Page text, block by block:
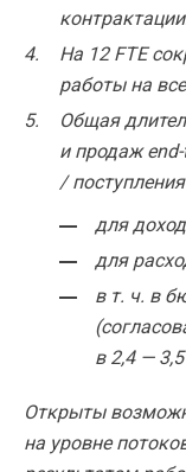
На 12 FTE
работы на
Общая
и продаж
/
для
для
в т. ч. в
в 2,4 —
Открыты
на уровне